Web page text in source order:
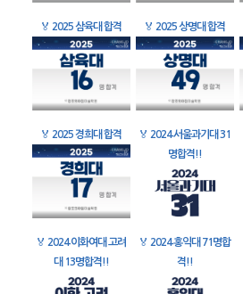
🏅 2025 삼육대 합격 🏅 2025 상명대 합격
🏅 2025 경희대 합격 🏅 2024 서울과기대 31
명합격!!
🏅 2024 이화여대 고려
대 13명합격!!
🏅 2024 홍익대 71명합
격!!